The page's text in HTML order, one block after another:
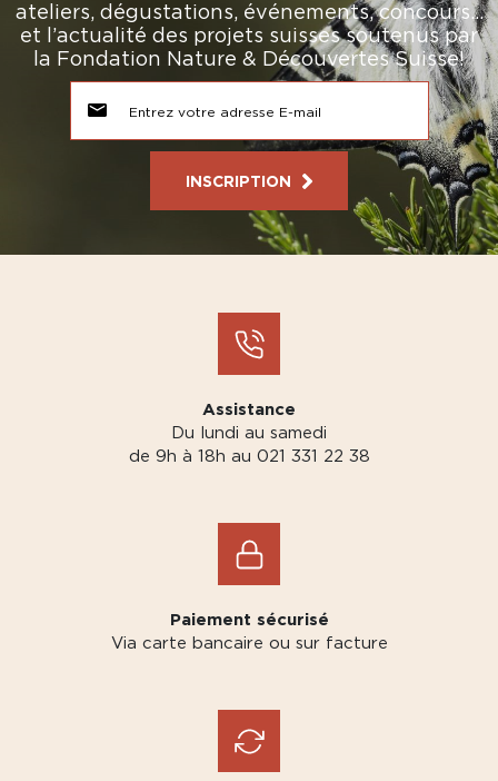
ateliers, dégustations, événements, concours…
et l’actualité des projets suisses soutenus par
la Fondation Nature & Découvertes Suisse!
INSCRIPTION
Assistance
Du lundi au samedi
de 9h à 18h au 021 331 22 38
Paiement sécurisé
Via carte bancaire ou sur facture